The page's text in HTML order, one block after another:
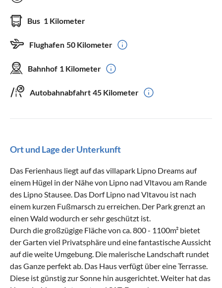
Bus 1 Kilometer
Flughafen 50 Kilometer
Bahnhof 1 Kilometer
Autobahnabfahrt 45 Kilometer
Ort und Lage der Unterkunft
Das Ferienhaus liegt auf das villapark Lipno Dreams auf
einem Hügel in der Nähe von Lipno nad Vltavou am Rande
des Lipno Stausee. Das Dorf Lipno nad Vltavou ist nach
einem kurzen Fußmarsch zu erreichen. Der Park grenzt an
einen Wald wodurch er sehr geschützt ist.
Durch die großzügige Fläche von ca. 800 - 1100m² bietet
der Garten viel Privatsphäre und eine fantastische Aussicht
auf die weite Umgebung. Die malerische Landschaft rundet
das Ganze perfekt ab. Das Haus verfügt über eine Terrasse.
Diese ist günstig zur Sonne hin ausgerichtet. Weiter hat das